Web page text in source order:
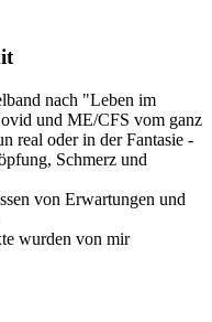
nach "Leben im
und ME/CFS vom ganz
real oder in der Fantasie -
Schmerz und
von Erwartungen und
wurden von mir